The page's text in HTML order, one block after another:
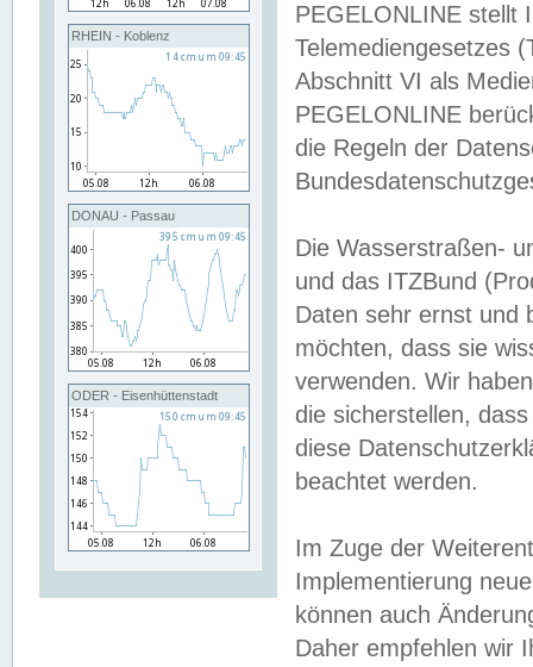
RHEIN - Koblenz
DONAU - Passau
ODER - Eisenhüttenstadt
PEGELONLINE stellt
Telemediengesetzes
Abschnitt VI als
PEGELONLINE
die Regeln der
Die Wasserstraßen-
und das ITZBund
Daten sehr ernst und
möchten, dass sie
verwenden. Wir
die sicherstellen,
diese
beachtet werden.
Im Zuge der
Implementierung
können auch
Daher empfehlen wir